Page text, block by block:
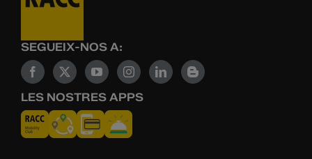
SEGUEIX-NOS A:
LES NOSTRES APPS